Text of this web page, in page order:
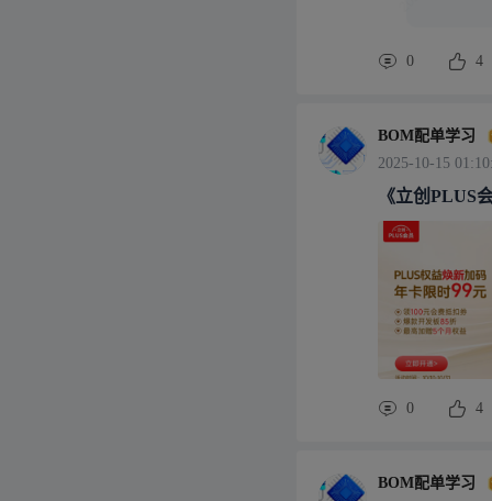
0 4
BOM配单学习
2025-10-15
《立创PLUS
0 4
BOM配单学习